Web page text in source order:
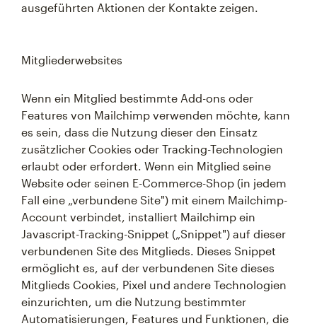
ausgeführten Aktionen der Kontakte zeigen.
Mitgliederwebsites
Wenn ein Mitglied bestimmte Add-ons oder
Features von Mailchimp verwenden möchte, kann
es sein, dass die Nutzung dieser den Einsatz
zusätzlicher Cookies oder Tracking-Technologien
erlaubt oder erfordert. Wenn ein Mitglied seine
Website oder seinen E-Commerce-Shop (in jedem
Fall eine „verbundene Site") mit einem Mailchimp-
Account verbindet, installiert Mailchimp ein
Javascript-Tracking-Snippet („Snippet") auf dieser
verbundenen Site des Mitglieds. Dieses Snippet
ermöglicht es, auf der verbundenen Site dieses
Mitglieds Cookies, Pixel und andere Technologien
einzurichten, um die Nutzung bestimmter
Automatisierungen, Features und Funktionen, die